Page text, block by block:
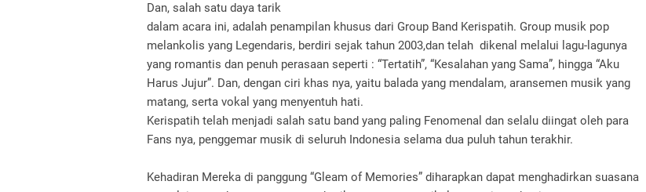
Dan, salah satu daya tarik
dalam acara ini, adalah penampilan khusus dari Group Band Kerispatih. Group musik pop
melankolis yang Legendaris, berdiri sejak tahun 2003,dan telah dikenal melalui lagu-lagunya
yang romantis dan penuh perasaan seperti : “Tertatih”, “Kesalahan yang Sama”, hingga “Aku
Harus Jujur”. Dan, dengan ciri khas nya, yaitu balada yang mendalam, aransemen musik yang
matang, serta vokal yang menyentuh hati.
Kerispatih telah menjadi salah satu band yang paling Fenomenal dan selalu diingat oleh para
Fans nya, penggemar musik di seluruh Indonesia selama dua puluh tahun terakhir.
Kehadiran Mereka di panggung “Gleam of Memories” diharapkan dapat menghadirkan suasana